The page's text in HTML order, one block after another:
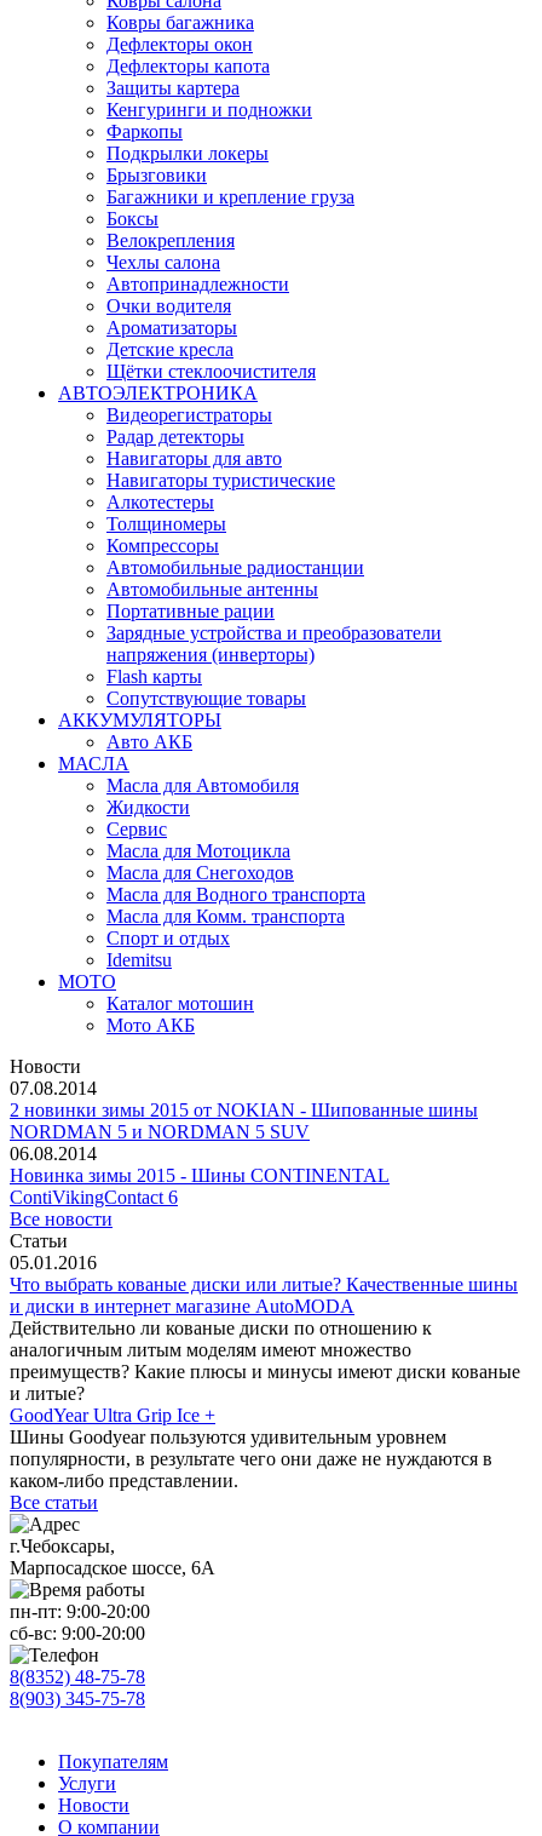
Ковры багажника
Дефлекторы окон
Дефлекторы капота
Защиты картера
Кенгуринги и подножки
Фаркопы
Подкрылки локеры
Брызговики
Багажники и крепление груза
Боксы
Велокрепления
Чехлы салона
Автопринадлежности
Очки водителя
Ароматизаторы
Детские кресла
Щётки стеклоочистителя
АВТОЭЛЕКТРОНИКА
Видеорегистраторы
Радар детекторы
Навигаторы для авто
Навигаторы туристические
Алкотестеры
Толщиномеры
Компрессоры
Автомобильные радиостанции
Автомобильные антенны
Портативные рации
Зарядные устройства и преобразователи
напряжения (инверторы)
Flash карты
Сопутствующие товары
АККУМУЛЯТОРЫ
Авто АКБ
МАСЛА
Масла для Автомобиля
Жидкости
Сервис
Масла для Мотоцикла
Масла для Снегоходов
Масла для Водного транспорта
Масла для Комм. транспорта
Спорт и отдых
Idemitsu
МОТО
Каталог мотошин
Мото АКБ
Новости
07.08.2014
2 новинки зимы 2015 от NOKIAN - Шипованные шины
NORDMAN 5 и NORDMAN 5 SUV
06.08.2014
Новинка зимы 2015 - Шины CONTINENTAL
ContiVikingContact 6
Все новости
Статьи
05.01.2016
Что выбрать кованые диски или литые? Качественные шины
и диски в интернет магазине AutoMODA
Действительно ли кованые диски по отношению к
аналогичным литым моделям имеют множество
преимуществ? Какие плюсы и минусы имеют диски кованые
и литые?
GoodYear Ultra Grip Ice +
Шины Goodyear пользуются удивительным уровнем
популярности, в результате чего они даже не нуждаются в
каком-либо представлении.
Все статьи
г.Чебоксары,
Марпосадское шоссе, 6А
пн-пт: 9:00-20:00
сб-вс: 9:00-20:00
8(8352) 48-75-78
8(903) 345-75-78
Покупателям
Услуги
Новости
О компании